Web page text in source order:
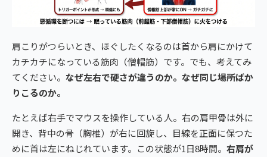
肩こりがつらいとき、ほぐしたくなるのは首から肩にかけて
カチカチになっている筋肉（僧帽筋）です。でも、考えてみ
てください。 なぜ左右で硬さが違うのか。なぜ同じ場所ばか
りこるのか。
たとえば右手でマウスを操作している人。右の肩甲骨は外に
開き、背中の骨（胸椎）が右に回旋し、目線を正面に保つた
めに首は左にねじれています。この状態が1日8時間。 右肩が